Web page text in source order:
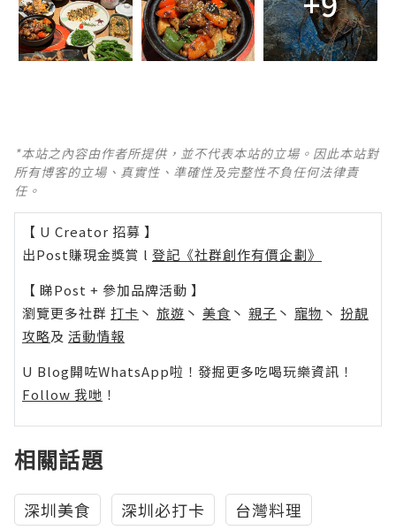
*本站之內容由作者所提供，並不代表本站的立場。因此本站對
所有博客的立場、真實性、準確性及完整性不負任何法律責
任。
【 U Creator 招募 】
出Post賺現金獎賞 l 登記《社群創作有價企劃》
【 睇Post + 參加品牌活動 】
瀏覽更多社群 打卡 丶 旅遊 丶 美食 丶 親子 丶 寵物 丶 扮靚
攻略及 活動情報
U Blog開咗WhatsApp啦！發掘更多吃喝玩樂資訊！
Follow 我哋 ！
相關話題
深圳美食 深圳必打卡 台灣料理